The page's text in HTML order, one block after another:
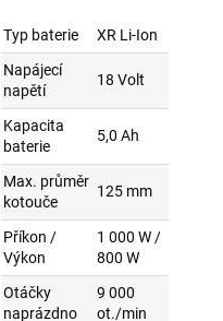
Typ baterie
XR Li-Ion
Napájecí
napětí
18 Volt
Kapacita
baterie
5,0 Ah
Max. průměr
kotouče
125 mm
Příkon /
Výkon
1 000 W /
800 W
Otáčky
naprázdno
9 000
ot./min